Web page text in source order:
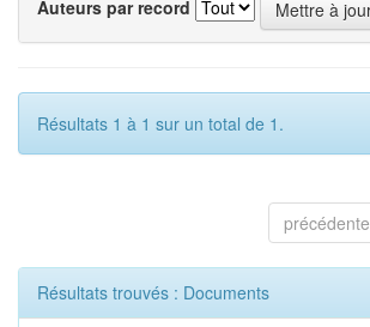
Auteurs par record
Résultats 1 à 1 sur un total de 1.
précédente
Résultats trouvés : Documents